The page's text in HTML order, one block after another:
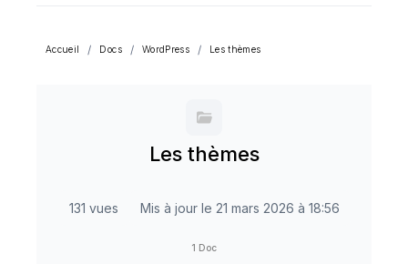
Accueil Docs WordPress Les thèmes
Les thèmes
131 vues Mis à jour le 21 mars 2026 à 18:56
1 Doc